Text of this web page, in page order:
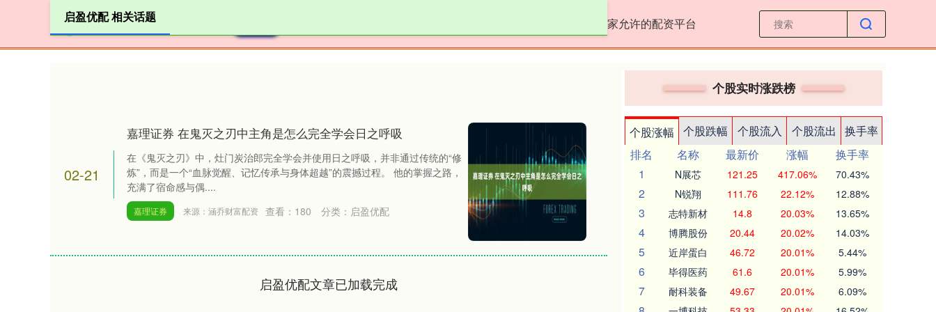
国家允许的配资平台
启盈优配 相关话题
02-21
嘉理证券 在鬼灭之刃中主角是怎么完全学会日之呼吸
在《鬼灭之刃》中，灶门炭治郎完全学会并使用日之呼吸，并非通过传统的“修
炼”，而是一个“血脉觉醒、记忆传承与身体超越”的震撼过程。 他的掌握之路，
充满了宿命感与偶....
嘉理证券 来源：涵乔财富配资 查看： 180 分类： 启盈优配
启盈优配文章已加载完成
个股实时涨跌榜
个股涨幅 个股跌幅 个股流入 个股流出
换手率
排名
名称 最新价 涨幅
换手率
1
N展芯 121.25 417.06% 70.43%
2 N锐翔 111.76 22.12% 12.88%
3 志特新材 14.8 20.03% 13.65%
4 博腾股份 20.44 20.02% 14.03%
5 近岸蛋白 46.72 20.01% 5.44%
6 毕得医药 61.6 20.01% 5.99%
7 耐科装备 49.67 20.01% 6.09%